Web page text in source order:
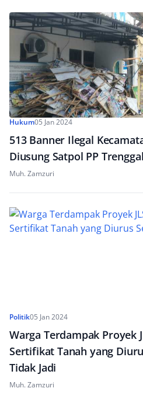
Hukum05 Jan 2024
513 Banner Ilegal
Diusung Satpol PP
Muh. Zamzuri
Politik05 Jan 2024
Warga Terdampak Proyek
Sertifikat Tanah yang
Tidak Jadi
Muh. Zamzuri